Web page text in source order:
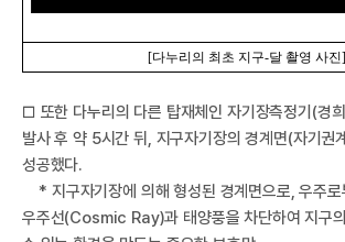
한
[다누리의 최초 지구-달 촬영 사진]
□ 또한 다누리의 다른 탑재체인 자기장측정기(경
발사 후 약 5시간 뒤, 지구자기장의 경계면(자기권
성공했다.
* 지구자기장에 의해 형성된 경계면으로, 우주로
우주선(Cosmic Ray)과 태양풍을 차단하여 지구